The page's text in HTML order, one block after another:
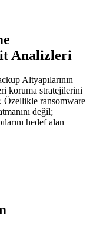
Analizleri
Altyapılarının
koruma stratejilerini
Özellikle ransomware
değil;
hedef alan